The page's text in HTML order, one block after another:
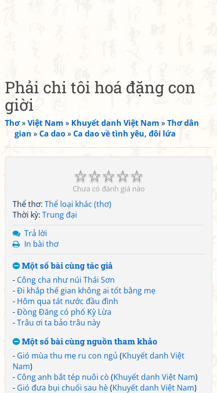
Phải chi tôi hoá đặng con
giời
Thơ»Việt Nam » Khuyết danh Việt Nam »Thơ dân
gian » Ca dao» Ca dao về tình yêu, đôi lứa
☆
☆
☆
☆
☆
Chưa có đánh giá nào
Thể thơ: Thể loại khác (thơ)
Thời kỳ: Trung đại
Trả lời
In bài thơ
Một số bài cùng tác giả
- Công cha như núi Thái Sơn
-Đi khắp thế gian không ai tốt bằng mẹ
- Hôm qua tát nước đầu đình
-Đồng Đăng có phố Kỳ Lừa
-Trâu ơi ta bảo trâu này
Một số bài cùng nguồn tham khảo
- Gió mùa thu mẹ ru con ngủ (Khuyết danh Việt
Nam)
- Công anh bắt tép nuôi cò (Khuyết danh Việt Nam)
- Gió đưa bụi chuối sau hè(Khuyết danh Việt Nam)